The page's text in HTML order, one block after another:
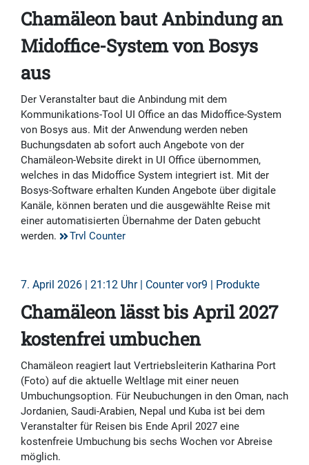
Chamäleon baut Anbindung an
Midoffice-System von Bosys
aus
Der Veranstalter baut die Anbindung mit dem
Kommunikations-Tool UI Office an das Midoffice-System
von Bosys aus. Mit der Anwendung werden neben
Buchungsdaten ab sofort auch Angebote von der
Chamäleon-Website direkt in UI Office übernommen,
welches in das Midoffice System integriert ist. Mit der
Bosys-Software erhalten Kunden Angebote über digitale
Kanäle, können beraten und die ausgewählte Reise mit
einer automatisierten Übernahme der Daten gebucht
werden.
Trvl Counter
7. April 2026 | 21:12 Uhr | Counter vor9 | Produkte
Chamäleon lässt bis April 2027
kostenfrei umbuchen
Chamäleon reagiert laut Vertriebsleiterin Katharina Port
(Foto) auf die aktuelle Weltlage mit einer neuen
Umbuchungsoption. Für Neubuchungen in den Oman, nach
Jordanien, Saudi-Arabien, Nepal und Kuba ist bei dem
Veranstalter für Reisen bis Ende April 2027 eine
kostenfreie Umbuchung bis sechs Wochen vor Abreise
möglich.